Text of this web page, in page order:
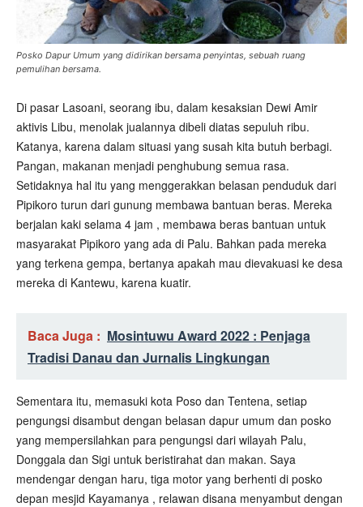
Posko Dapur Umum yang didirikan bersama penyintas, sebuah ruang
pemulihan bersama.
Di pasar Lasoani, seorang ibu, dalam kesaksian Dewi Amir
aktivis Libu, menolak jualannya dibeli diatas sepuluh ribu.
Katanya, karena dalam situasi yang susah kita butuh berbagi.
Pangan, makanan menjadi penghubung semua rasa.
Setidaknya hal itu yang menggerakkan belasan penduduk dari
Pipikoro turun dari gunung membawa bantuan beras. Mereka
berjalan kaki selama 4 jam , membawa beras bantuan untuk
masyarakat Pipikoro yang ada di Palu. Bahkan pada mereka
yang terkena gempa, bertanya apakah mau dievakuasi ke desa
mereka di Kantewu, karena kuatir.
Baca Juga : Mosintuwu Award 2022 : Penjaga
Tradisi Danau dan Jurnalis Lingkungan
Sementara itu, memasuki kota Poso dan Tentena, setiap
pengungsi disambut dengan belasan dapur umum dan posko
yang mempersilahkan para pengungsi dari wilayah Palu,
Donggala dan Sigi untuk beristirahat dan makan. Saya
mendengar dengan haru, tiga motor yang berhenti di posko
depan mesjid Kayamanya , relawan disana menyambut dengan